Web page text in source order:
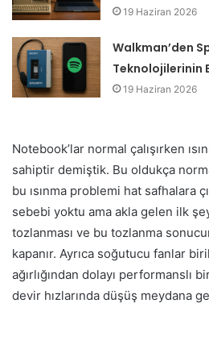
19 Haziran 2026
Walkman’den
Teknolojilerinin
19 Haziran 2026
Notebook’lar normal çalışırken
sahiptir demiştik. Bu oldukça
bu ısınma problemi hat safhalara
sebebi yoktu ama akla gelen ilk
tozlanması ve bu tozlanma
kapanır. Ayrıca soğutucu fanlar
ağırlığından dolayı performanslı
devir hızlarında düşüş meydana